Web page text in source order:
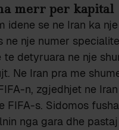
merr per kapital
idene se ne Iran ka
ne nje numer
te detyruara ne nje
Ne Iran pra me
n, zgjedhjet ne
FIFA-s. Sidomos
nga gara dhe